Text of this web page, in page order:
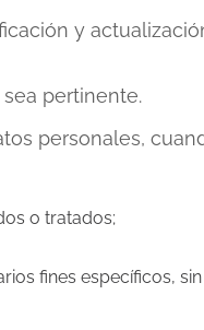
y
pertinente.
personales,
o tratados;
fines específicos,